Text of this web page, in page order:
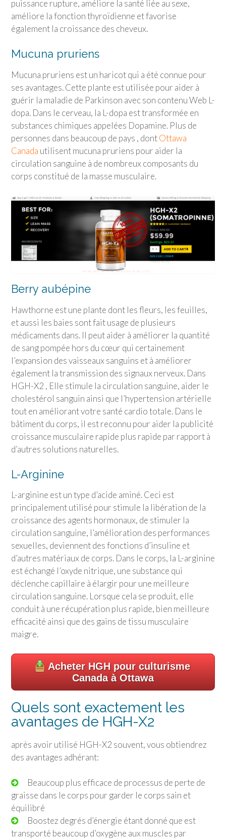
puissance rupture, améliore la santé liée au sexe,
améliore la fonction thyroïdienne et favorise
également la croissance des cheveux.
Mucuna pruriens
Mucuna pruriens est un haricot qui a été connue pour
ses avantages. Cette plante est utilisée pour aider à
guérir la maladie de Parkinson avec son contenu Web L-
dopa. Dans le cerveau, la L-dopa est transformée en
substances chimiques appelées Dopamine. Plus de
personnes dans beaucoup de pays , dontOttawa
Canada utilisent mucuna pruriens pour aider la
circulation sanguine à de nombreux composants du
corps constitué de la masse musculaire.
Berry aubépine
Hawthorne est une plante dont les fleurs, les feuilles,
et aussi les baies sont fait usage de plusieurs
médicaments dans. Il peut aider à améliorer la quantité
de sang pompée hors du cœur qui certainement
l’expansion des vaisseaux sanguins et à améliorer
également la transmission des signaux nerveux. Dans
HGH-X2 , Elle stimule la circulation sanguine, aider le
cholestérol sanguin ainsi que l’hypertension artérielle
tout en améliorant votre santé cardio totale. Dans le
bâtiment du corps, il est reconnu pour aider la publicité
croissance musculaire rapide plus rapide par rapport à
d’autres solutions naturelles.
L-Arginine
L-arginine est un type d’acide aminé. Ceci est
principalement utilisé pour stimule la libération de la
croissance des agents hormonaux, de stimuler la
circulation sanguine, l’amélioration des performances
sexuelles, deviennent des fonctions d’insuline et
d’autres matériaux de corps. Dans le corps, la L-arginine
est échangé l’oxyde nitrique, une substance qui
déclenche capillaire à élargir pour une meilleure
circulation sanguine. Lorsque cela se produit, elle
conduit à une récupération plus rapide, bien meilleure
efficacité ainsi que des gains de tissu musculaire
maigre.
Acheter HGH pour culturisme
Canada à Ottawa
Quels sont exactement les
avantages de HGH-X2
après avoir utilisé HGH-X2 souvent, vous obtiendrez
des avantages adhérant:
Beaucoup plus efficace de processus de perte de
graisse dans le corps pour garder le corps sain et
équilibré
Boostez degrés d’énergie étant donné que est
transporté beaucoup d’oxygène aux muscles par